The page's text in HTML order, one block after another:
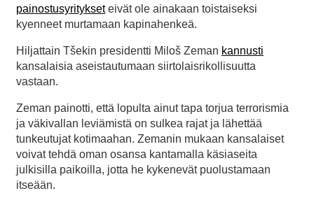
painostusyritykseteivät ole ainakaan toistaiseksi
kyenneet murtamaan kapinahenkeä.
Hiljattain Tšekin presidentti Miloš Zeman kannusti
kansalaisia aseistautumaan siirtolaisrikollisuutta
vastaan.
Zeman painotti, että lopulta ainut tapa torjua terrorismia
ja väkivallan leviämistä on sulkea rajat ja lähettää
tunkeutujat kotimaahan. Zemanin mukaan kansalaiset
voivat tehdä oman osansa kantamalla käsiaseita
julkisilla paikoilla, jotta he kykenevät puolustamaan
itseään.